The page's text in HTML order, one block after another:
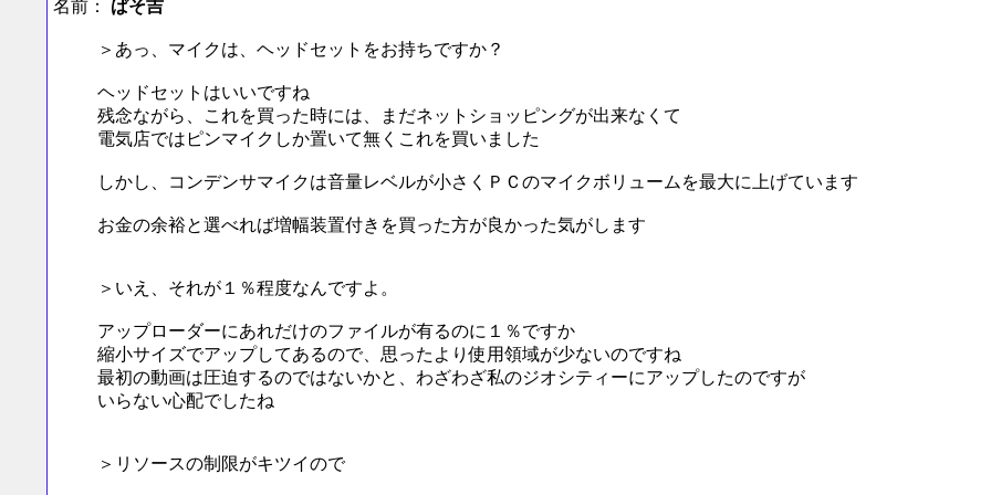
名前： ぱそ吉
＞あっ、マイクは、ヘッドセットをお持ちですか？
ヘッドセットはいいですね
残念ながら、これを買った時には、まだネットショッピングが出来なくて
電気店ではピンマイクしか置いて無くこれを買いました
しかし、コンデンサマイクは音量レベルが小さくＰＣのマイクボリュームを最大に上げています
お金の余裕と選べれば増幅装置付きを買った方が良かった気がします
＞いえ、それが１％程度なんですよ。
アップローダーにあれだけのファイルが有るのに１％ですか
縮小サイズでアップしてあるので、思ったより使用領域が少ないのですね
最初の動画は圧迫するのではないかと、わざわざ私のジオシティーにアップしたのですが
いらない心配でしたね
＞リソースの制限がキツイので